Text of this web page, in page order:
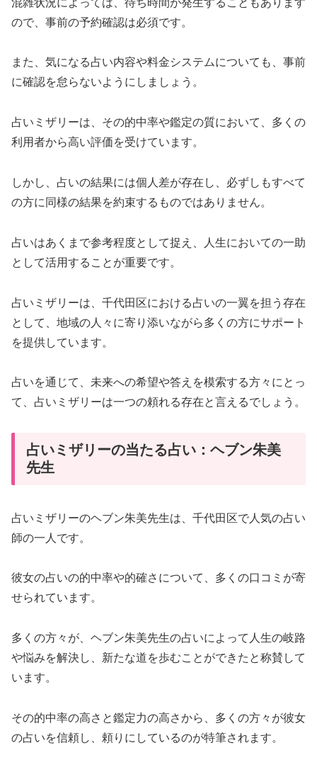
ので、事前の予約確認は必須です。
また、気になる占い内容や料金システムについても、事前
に確認を怠らないようにしましょう。
占いミザリーは、その的中率や鑑定の質において、多くの
利用者から高い評価を受けています。
しかし、占いの結果には個人差が存在し、必ずしもすべて
の方に同様の結果を約束するものではありません。
占いはあくまで参考程度として捉え、人生においての一助
として活用することが重要です。
占いミザリーは、千代田区における占いの一翼を担う存在
として、地域の人々に寄り添いながら多くの方にサポート
を提供しています。
占いを通じて、未来への希望や答えを模索する方々にとっ
て、占いミザリーは一つの頼れる存在と言えるでしょう。
占いミザリーの当たる占い：ヘブン朱美
先生
占いミザリーのヘブン朱美先生は、千代田区で人気の占い
師の一人です。
彼女の占いの的中率や的確さについて、多くの口コミが寄
せられています。
多くの方々が、ヘブン朱美先生の占いによって人生の岐路
や悩みを解決し、新たな道を歩むことができたと称賛して
います。
その的中率の高さと鑑定力の高さから、多くの方々が彼女
の占いを信頼し、頼りにしているのが特筆されます。